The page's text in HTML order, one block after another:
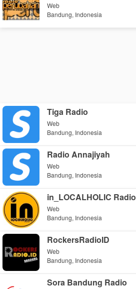
Web
Bandung, Indonesia
Tiga Radio
Web
Bandung, Indonesia
Radio Annajiyah
Web
Bandung, Indonesia
in_LOCALHOLIC Radio
Web
Bandung, Indonesia
RockersRadioID
Web
Bandung, Indonesia
Sora Bandung Radio